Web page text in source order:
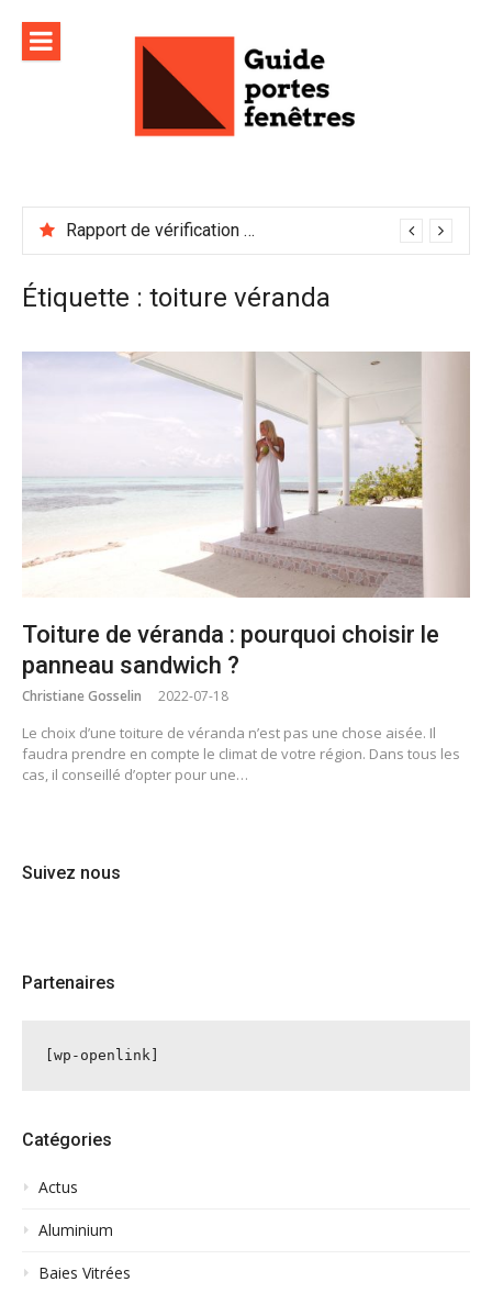
contenu
Rapport de vérification sécurité : à conserver précieusement
Étiquette : toiture véranda
Toiture de véranda : pourquoi choisir le
panneau sandwich ?
Christiane Gosselin 2022-07-18
Le choix d’une toiture de véranda n’est pas une chose aisée. Il
faudra prendre en compte le climat de votre région. Dans tous les
cas, il conseillé d’opter pour une…
Suivez nous
Partenaires
[wp-openlink]
Catégories
Actus
Aluminium
Baies Vitrées